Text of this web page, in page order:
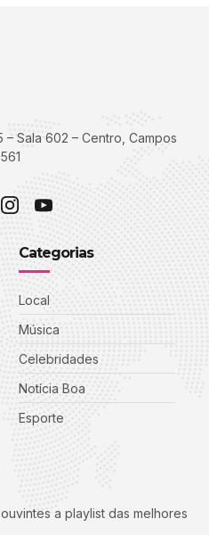
Sala 602 – Centro, Campos
Categorias
Local
Música
Celebridades
Notícia Boa
Esporte
a playlist das melhores